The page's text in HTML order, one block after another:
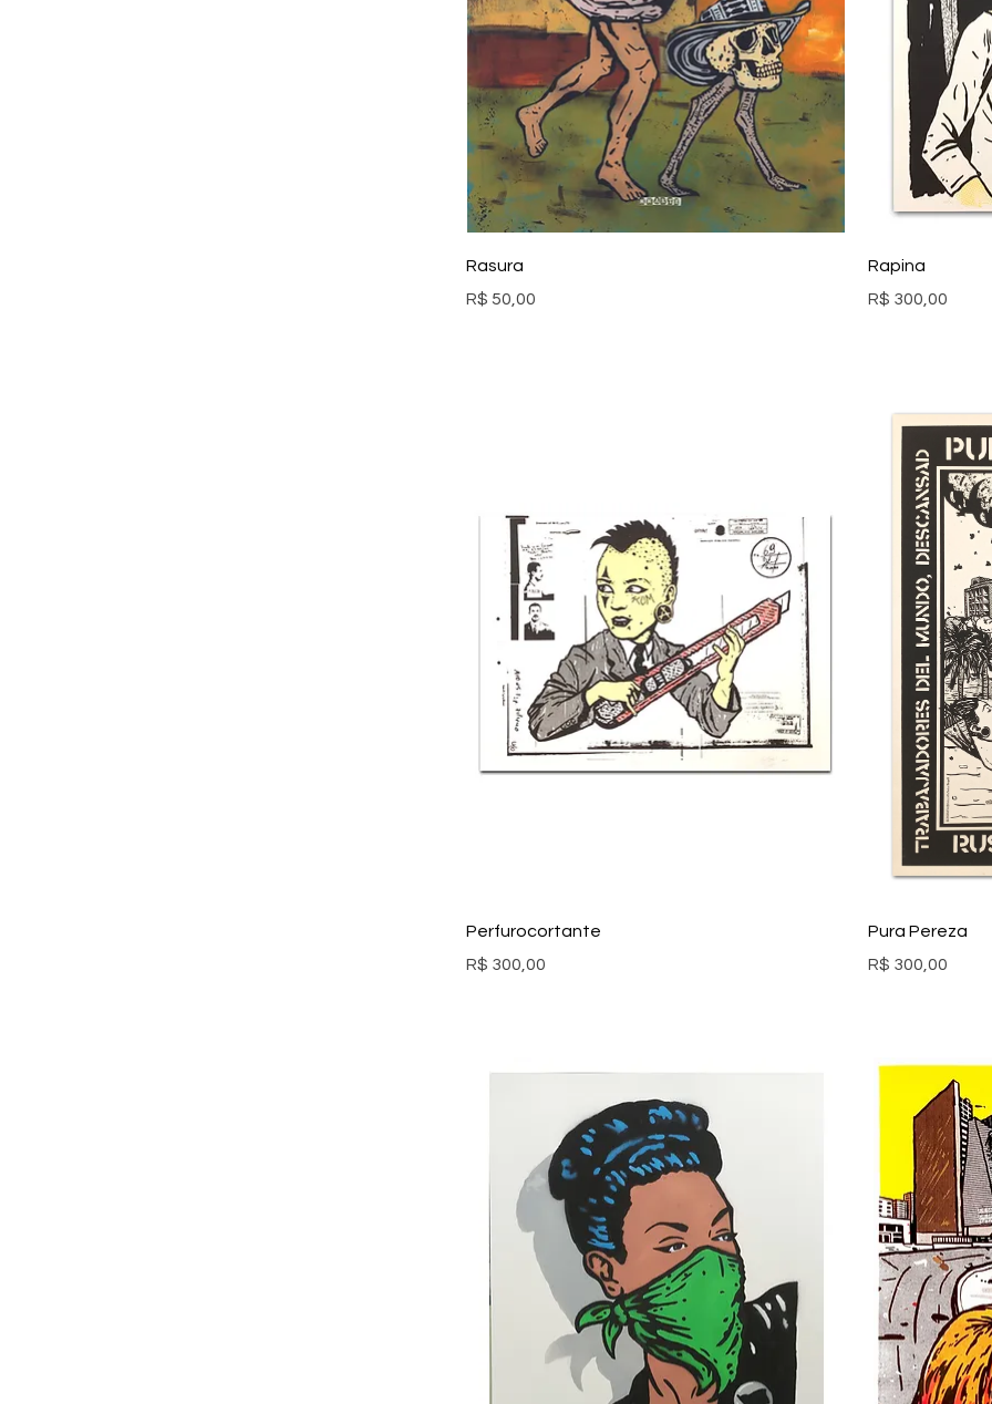
Rasura
Preço
R$ 50,00
Rapina
Preço
R$ 300,00
Perfurocortante
Preço
R$ 300,00
Pura Pereza
Preço
R$ 300,00